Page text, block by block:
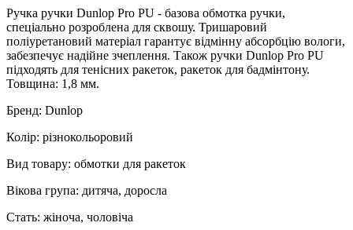
Ручка ручки Dunlop Pro PU - базова обмотка ручки,
спеціально розроблена для сквошу. Тришаровий
поліуретановий матеріал гарантує відмінну абсорбцію вологи,
забезпечує надійне зчеплення. Також ручки Dunlop Pro PU
підходять для тенісних ракеток, ракеток для бадмінтону.
Товщина: 1,8 мм.
Бренд: Dunlop
Колір: різнокольоровий
Вид товару: обмотки для ракеток
Вікова група: дитяча, доросла
Стать: жіноча, чоловіча